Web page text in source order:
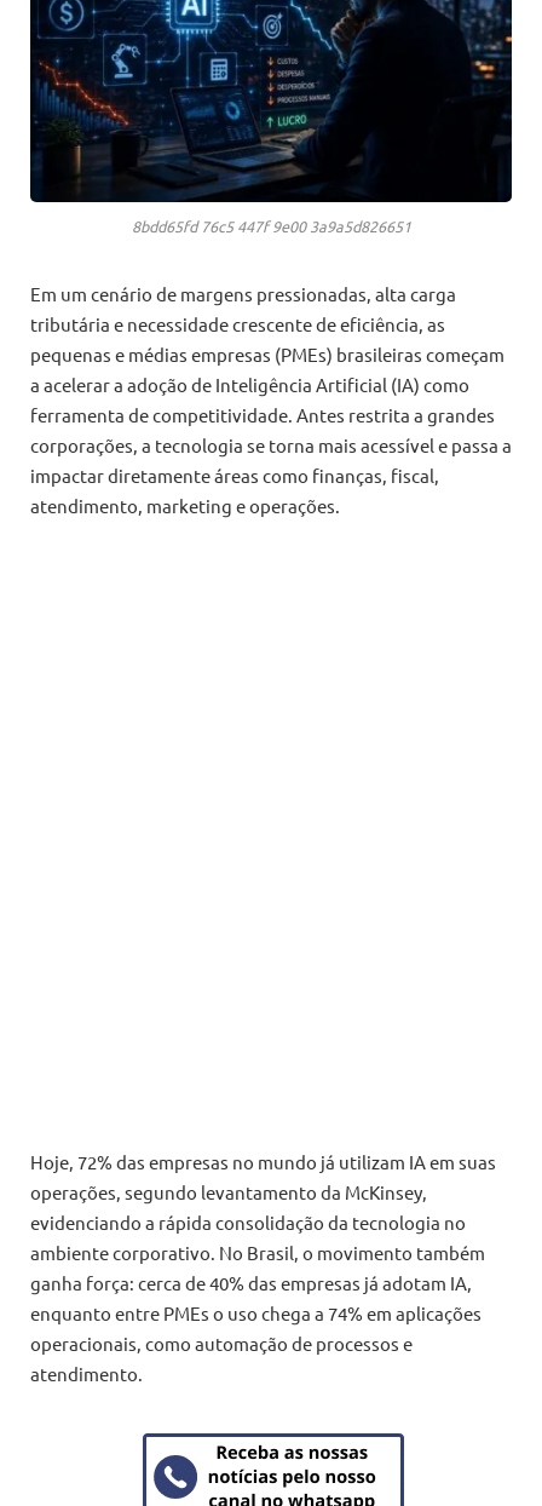
8bdd65fd 76c5 447f 9e00 3a9a5d826651
Em um cenário de margens pressionadas, alta carga
tributária e necessidade crescente de eficiência, as
pequenas e médias empresas (PMEs) brasileiras começam
a acelerar a adoção de Inteligência Artificial (IA) como
ferramenta de competitividade. Antes restrita a grandes
corporações, a tecnologia se torna mais acessível e passa a
impactar diretamente áreas como finanças, fiscal,
atendimento, marketing e operações.
Hoje, 72% das empresas no mundo já utilizam IA em suas
operações, segundo levantamento da McKinsey,
evidenciando a rápida consolidação da tecnologia no
ambiente corporativo. No Brasil, o movimento também
ganha força: cerca de 40% das empresas já adotam IA,
enquanto entre PMEs o uso chega a 74% em aplicações
operacionais, como automação de processos e
atendimento.